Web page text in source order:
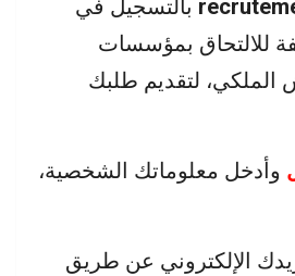
بالتسجيل في
للالتحاق بمؤسسات
الملكي، لتقديم طلبك
وأدخل معلوماتك الشخصية،
الإلكتروني عن طريق